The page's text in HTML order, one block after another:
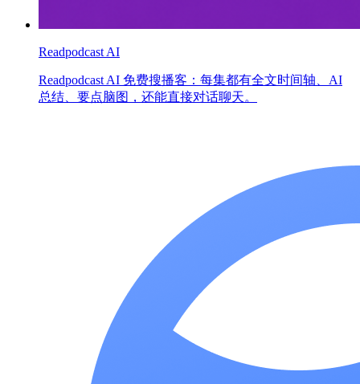
Readpodcast AI
Readpodcast AI 免费搜播客：每集都有全文时间轴、AI
总结、要点脑图，还能直接对话聊天。